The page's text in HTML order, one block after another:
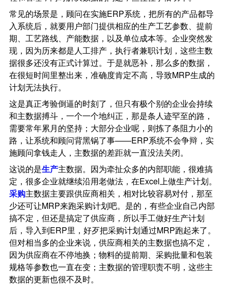
常见的场景是，顾问在实施ERP系统，把所有的产品都导
入系统后，就要用户部门提供相应的生产工艺参数、提前
期、工艺路线、产能数据，以及单位成本等。企业突然发
现，因为历来都是人工排产，执行者兼职计划，这些主数
据很多还没有正式计算过。于是就恶补，那么多的数据，
在很短时间里整出来，准确度肯定不高，导致MRP生成的
计划无法执行。
这是真正考验倒逼的时刻了，但只有极个别的企业会持续
和主数据搏斗，一个一个地纠正，那是条人迹罕至的路，
需要常年累月的坚持；大部分企业呢，则拣了条阻力小的
路，让系统和顾问背黑锅了事——ERP系统不会争辩，实
施顾问拿钱走人，主数据的差距就一直没法关闭。
这说的是生产主数据。因为牵扯众多的内部职能，很难搞
定，很多企业就继续沿用老做法，在Excel上做生产计划。
采购主数据主要跟供应商相关，相对比较容易对付，那至
少还可让MRP来跑采购计划吧。是的，有些企业自己内部
搞不定，但还是搞定了供应商，所以手工做好生产计划
后，导入到ERP里，好歹把采购计划通过MRP跑起来了。
但对相当多的企业来说，供应商相关的主数据也搞不定，
因为供应商在不停地换；物料的提前期、采购批量和包装
规格等参数也一直在变；主数据的管理职责不明，这些主
数据的更新也很不及时。